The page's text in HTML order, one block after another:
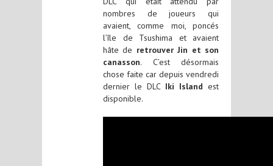
nombres de joueurs qui
avaient, comme moi, poncés
l’île de Tsushima et avaient
hâte de retrouver Jin et son
canasson. C’est désormais
chose faite car depuis vendredi
dernier le DLC Iki Island est
disponible.